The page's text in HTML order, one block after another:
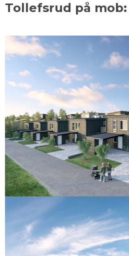
Tollefsrud på mob: